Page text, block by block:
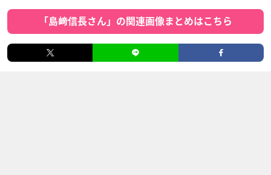
「島﨑信長さん」の関連画像まとめはこちら